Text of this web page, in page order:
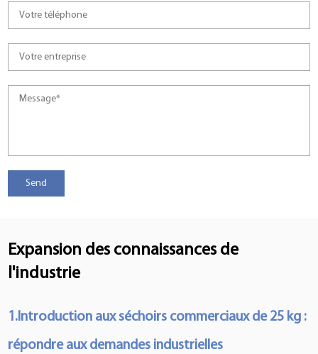
Expansion des connaissances de
l'industrie
1.Introduction aux séchoirs commerciaux de 25 kg :
répondre aux demandes industrielles